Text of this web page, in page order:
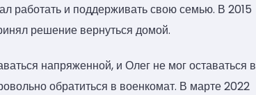
работать и поддерживать свою семью. В 2015
решение вернуться домой.
напряженной, и Олег не мог оставаться в
обратиться в военкомат. В марте 2022